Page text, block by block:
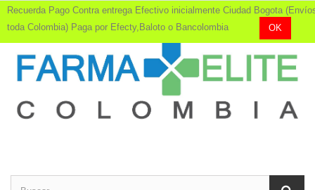
Recuerda Pago Contra entrega Efectivo inicialmente Ciudad Bogota
toda Colombia) Paga por Efecty,Baloto o Bancolombia
OK